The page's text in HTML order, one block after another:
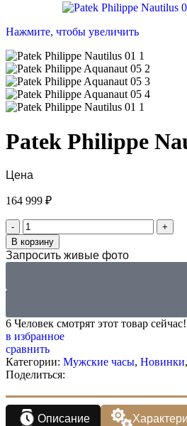
Нажмите, чтобы увеличить
Patek Philippe
Цена
164 999 ₽
В корзину
Запросить живые фото
6 Человек смотрят этот товар сейчас!
в избранное
сравнить
Категории: Мужские часы, Новинки,
Поделиться:
Описание